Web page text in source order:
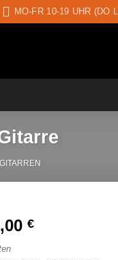
MO-FR 10-19 UHR (DO
€Aktueller